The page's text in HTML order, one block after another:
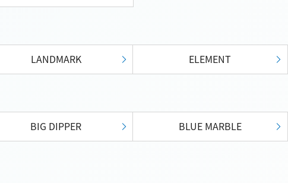
LANDMARK ELEMENT
BIG DIPPER BLUE MARBLE